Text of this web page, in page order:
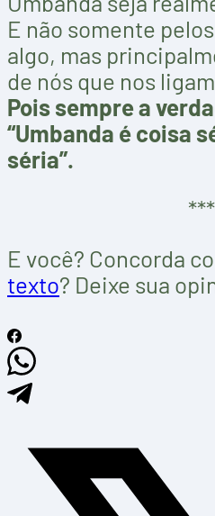
E não somente
algo, mas
de nós que nos
Pois sempre a
“Umbanda é coisa
séria”.
***
E você? Concorda
texto? Deixe sua